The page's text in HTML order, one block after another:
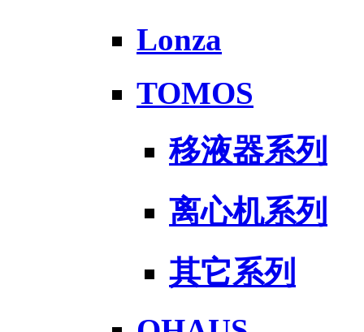
Lonza
TOMOS
移液器系列
离心机系列
其它系列